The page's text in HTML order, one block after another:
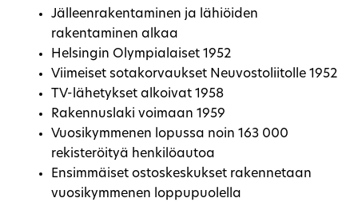
Jälleenrakentaminen ja lähiöiden
rakentaminen alkaa
Helsingin Olympialaiset 1952
Viimeiset sotakorvaukset Neuvostoliitolle 1952
TV-lähetykset alkoivat 1958
Rakennuslaki voimaan 1959
Vuosikymmenen lopussa noin 163 000
rekisteröityä henkilöautoa
Ensimmäiset ostoskeskukset rakennetaan
vuosikymmenen loppupuolella